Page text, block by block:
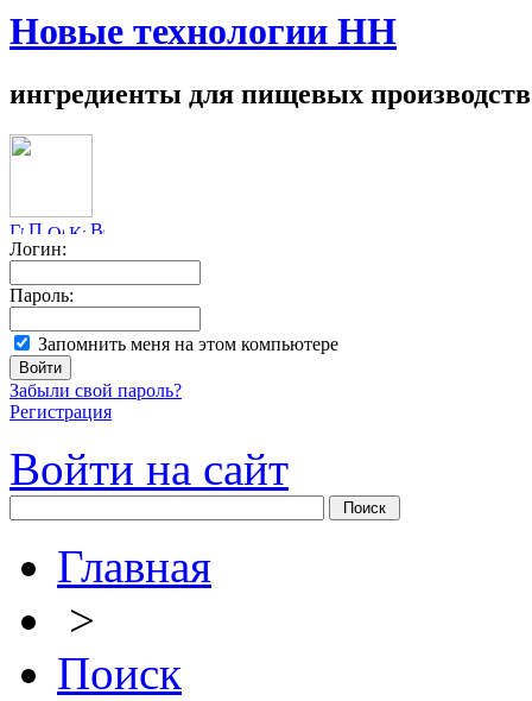
Новые технологии НН
ингредиенты для пищевых производств
Логин:
Пароль:
Запомнить меня на этом компьютере
Забыли свой пароль?
Регистрация
Войти на сайт
Главная
>
Поиск